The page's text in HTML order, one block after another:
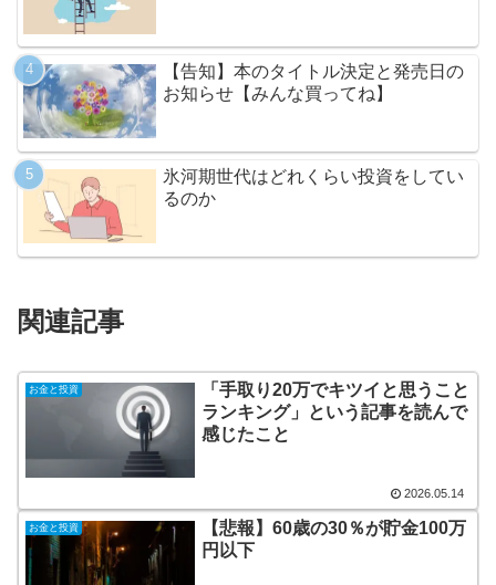
【告知】本のタイトル決定と発売日の
お知らせ【みんな買ってね】
氷河期世代はどれくらい投資をしてい
るのか
関連記事
お金と投資
「手取り20万でキツイと思うこと
ランキング」という記事を読んで
感じたこと
2026.05.14
お金と投資
【悲報】60歳の30％が貯金100万
円以下